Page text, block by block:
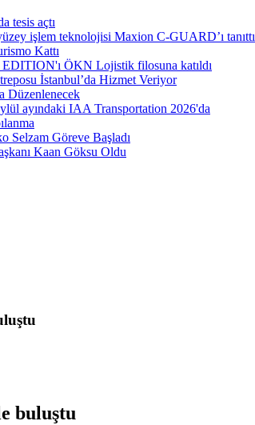
tesis açtı
işlem teknolojisi Maxion C-GUARD’ı tanıttı
Kattı
ÖKN Lojistik filosuna katıldı
İstanbul’da Hizmet Veriyor
Düzenlenecek
ayındaki IAA Transportation 2026'da
Selzam Göreve Başladı
Kaan Göksu Oldu
buluştu